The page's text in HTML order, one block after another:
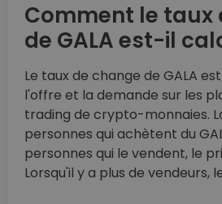
Comment le taux
de GALA est-il
Le taux de change de GALA
l'offre et la demande sur les
trading de crypto-monnaies.
personnes qui achètent du
personnes qui le vendent, le
Lorsqu'il y a plus de vendeurs,